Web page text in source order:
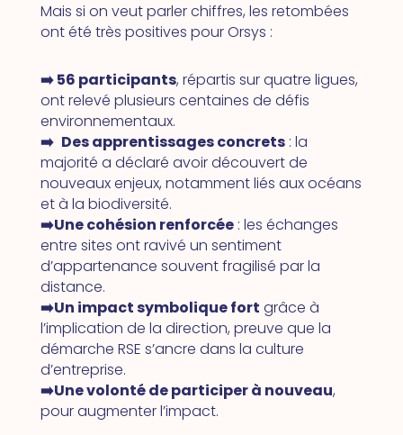
Mais si on veut parler chiffres, les retombées
ont été très positives pour Orsys :
➡️ 56 participants, répartis sur quatre ligues,
ont relevé plusieurs centaines de défis
environnementaux.
➡️ Des apprentissages concrets: la
majorité a déclaré avoir découvert de
nouveaux enjeux, notamment liés aux océans
et à la biodiversité.
➡️Une cohésion renforcée: les échanges
entre sites ont ravivé un sentiment
d’appartenance souvent fragilisé par la
distance.
➡️Un impact symbolique fort grâce à
l’implication de la direction, preuve que la
démarche RSE s’ancre dans la culture
d’entreprise.
➡️Une volonté de participer à nouveau,
pour augmenter l’impact.